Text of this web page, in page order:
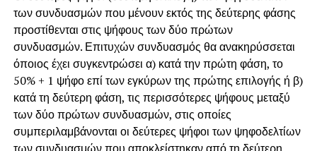
των συνδυασμών που μένουν εκτός της δεύτερης φάσης
προστίθενται στις ψήφους των δύο πρώτων
συνδυασμών. Επιτυχών συνδυασμός θα ανακηρύσσεται
όποιος έχει συγκεντρώσει α) κατά την πρώτη φάση, το
50% + 1 ψήφο επί των εγκύρων της πρώτης επιλογής ή β)
κατά τη δεύτερη φάση, τις περισσότερες ψήφους μεταξύ
των δύο πρώτων συνδυασμών, στις οποίες
συμπεριλαμβάνονται οι δεύτερες ψήφοι των ψηφοδελτίων